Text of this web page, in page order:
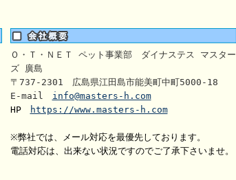
Ｏ・Ｔ・ＮＥＴ ペット事業部 ダイナステス マスター
ズ 廣島
〒737-2301 広島県江田島市能美町中町5000-18
E-mail info@masters-h.com
HP
https://www.masters-h.com
※弊社では、メール対応を最優先しております。
電話対応は、出来ない状況ですのでご了承下さいませ。